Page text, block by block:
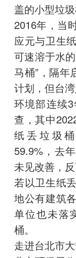
盖的小型垃圾
2016年，当
应元与卫生
可速溶于水
马桶”，隔年
计划，但台
环境部连续
查，其中
纸丢垃圾
59.9%，去
未见改善，反
若以卫生纸
地公有建筑
单位也未落
桶。
走进台北市